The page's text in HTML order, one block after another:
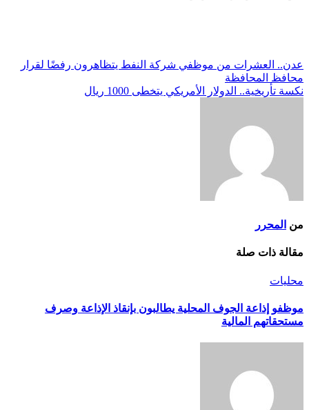
تصفّح
المقالات
عدن.. العشرات من موظفي شركة النفط يتظاهرون رفضًا لقرار
محافظ المحافظة
نكسة تأريخية.. الدولار الأمريكي يتخطى 1000 ريال
من المحرر
مقالة ذات صلة
محليات
موظفو إذاعة الجوف المحلية يطالبون بإنقاذ الإذاعة وصرف
مستحقاتهم المالية